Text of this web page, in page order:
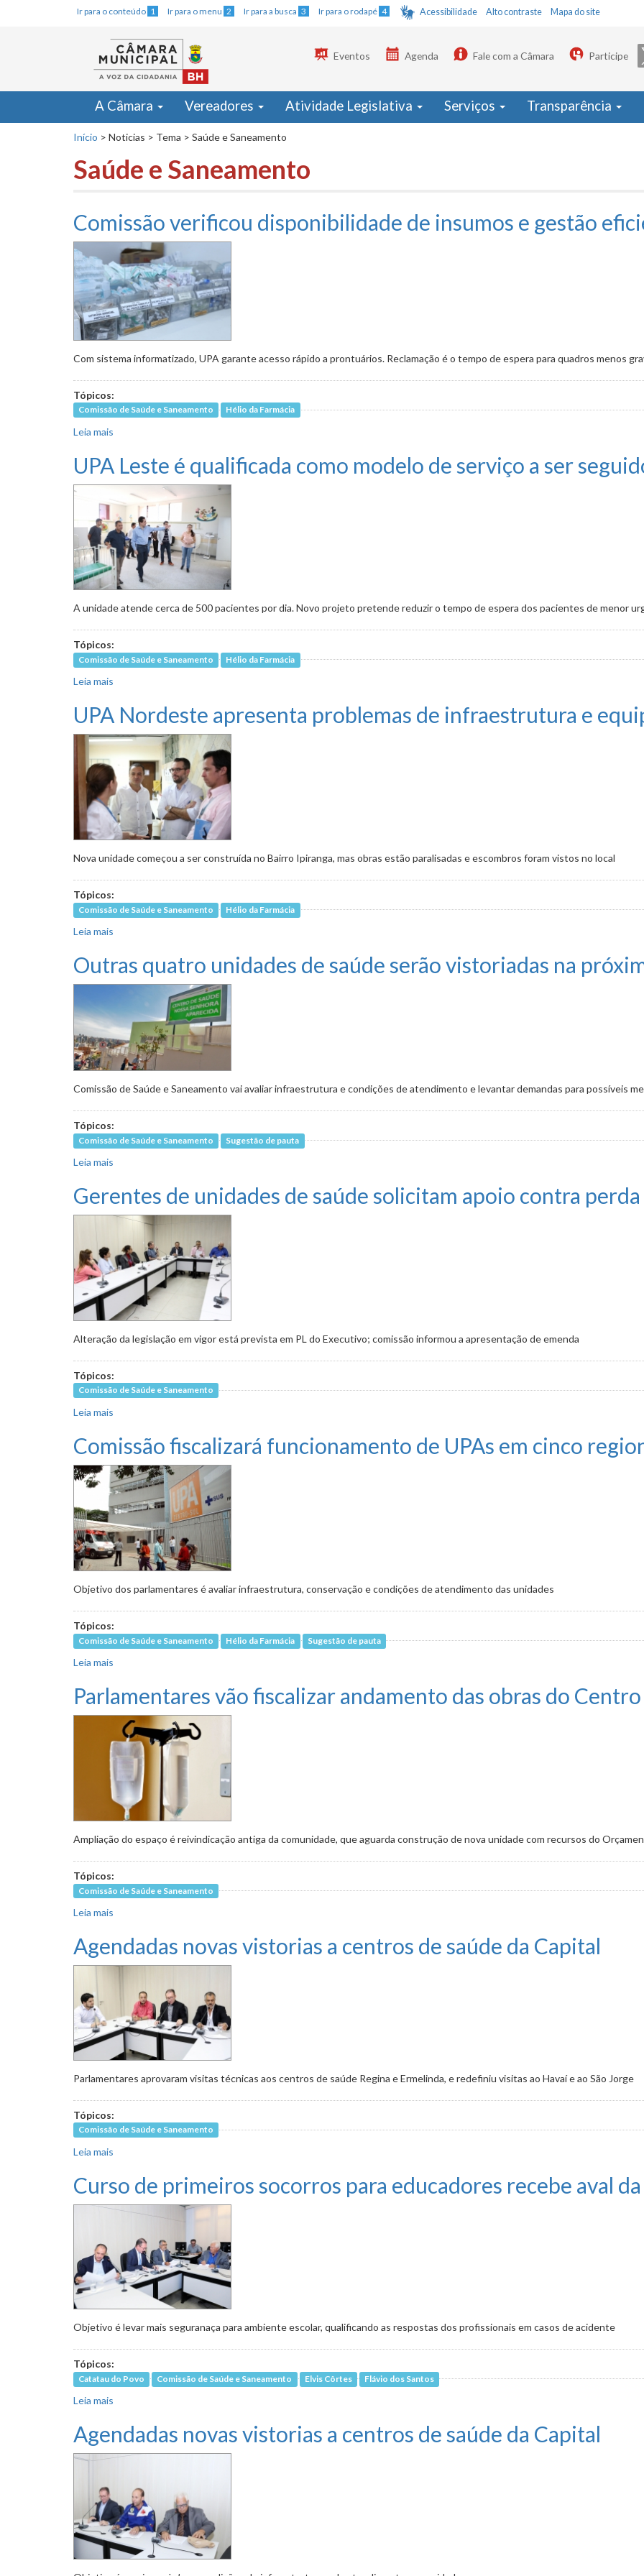
Ir para o conteúdo 1 Ir para o menu 2 Ir para a busca 3 Ir para o rodapé 4 Acessibilidade Alto contraste Mapa do site
Eventos Agenda Fale com a Câmara Participe
A Câmara Vereadores Atividade Legislativa Serviços Transparência
Início > Noticias > Tema > Saúde e Saneamento
Saúde e Saneamento
Comissão verificou disponibilidade de insumos e gestão
Com sistema informatizado, UPA garante acesso rápido a prontuários. Reclamação é o tempo de espera para quadros menos
Tópicos:
Comissão de Saúde e Saneamento Hélio da Farmácia
Leia mais
UPA Leste é qualificada como modelo de serviço a ser
A unidade atende cerca de 500 pacientes por dia. Novo projeto pretende reduzir o tempo de espera dos pacientes de menor
Tópicos:
Comissão de Saúde e Saneamento Hélio da Farmácia
Leia mais
UPA Nordeste apresenta problemas de infraestrutura e
Nova unidade começou a ser construída no Bairro Ipiranga, mas obras estão paralisadas e escombros foram vistos no local
Tópicos:
Comissão de Saúde e Saneamento Hélio da Farmácia
Leia mais
Outras quatro unidades de saúde serão vistoriadas na
Comissão de Saúde e Saneamento vai avaliar infraestrutura e condições de atendimento e levantar demandas para possíveis
Tópicos:
Comissão de Saúde e Saneamento Sugestão de pauta
Leia mais
Gerentes de unidades de saúde solicitam apoio contra
Alteração da legislação em vigor está prevista em PL do Executivo; comissão informou a apresentação de emenda
Tópicos:
Comissão de Saúde e Saneamento
Leia mais
Comissão fiscalizará funcionamento de UPAs em cinco
Objetivo dos parlamentares é avaliar infraestrutura, conservação e condições de atendimento das unidades
Tópicos:
Comissão de Saúde e Saneamento Hélio da Farmácia Sugestão de pauta
Leia mais
Parlamentares vão fiscalizar andamento das obras do
Ampliação do espaço é reivindicação antiga da comunidade, que aguarda construção de nova unidade com recursos do
Tópicos:
Comissão de Saúde e Saneamento
Leia mais
Agendadas novas vistorias a centros de saúde da Capital
Parlamentares aprovaram visitas técnicas aos centros de saúde Regina e Ermelinda, e redefiniu visitas ao Havaí e ao São Jorge
Tópicos:
Comissão de Saúde e Saneamento
Leia mais
Curso de primeiros socorros para educadores recebe aval
Objetivo é levar mais seguranaça para ambiente escolar, qualificando as respostas dos profissionais em casos de acidente
Tópicos:
Catatau do Povo Comissão de Saúde e Saneamento Elvis Côrtes Flávio dos Santos
Leia mais
Agendadas novas vistorias a centros de saúde da Capital